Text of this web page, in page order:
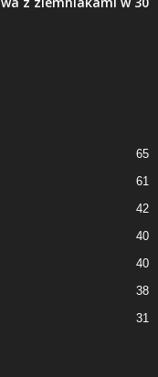
65
61
42
40
40
38
31